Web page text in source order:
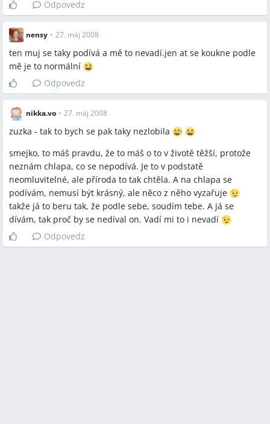
Odpovedz
nensy • 27. máj 2008
ten muj se taky podívá a mě to nevadí.jen at se koukne podle
mě je to normální
Odpovedz
nikka.vo • 27. máj 2008
zuzka - tak to bych se pak taky nezlobila
smejko, to máš pravdu, že to máš o to v životě těžší, protože
neznám chlapa, co se nepodívá. Je to v podstatě
neomluvitelné, ale příroda to tak chtěla. A na chlapa se
podívám, nemusí být krásný, ale něco z něho vyzařuje
takže já to beru tak, že podle sebe, soudím tebe. A já se
dívám, tak proč by se nedíval on. Vadí mi to i nevadí
Odpovedz